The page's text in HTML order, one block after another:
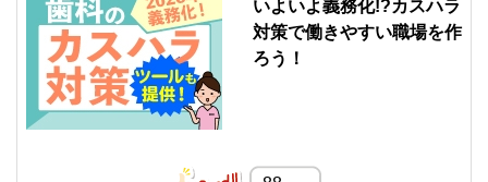
いよいよ義務化!?カスハラ
対策で働きやすい職場を作
ろう！